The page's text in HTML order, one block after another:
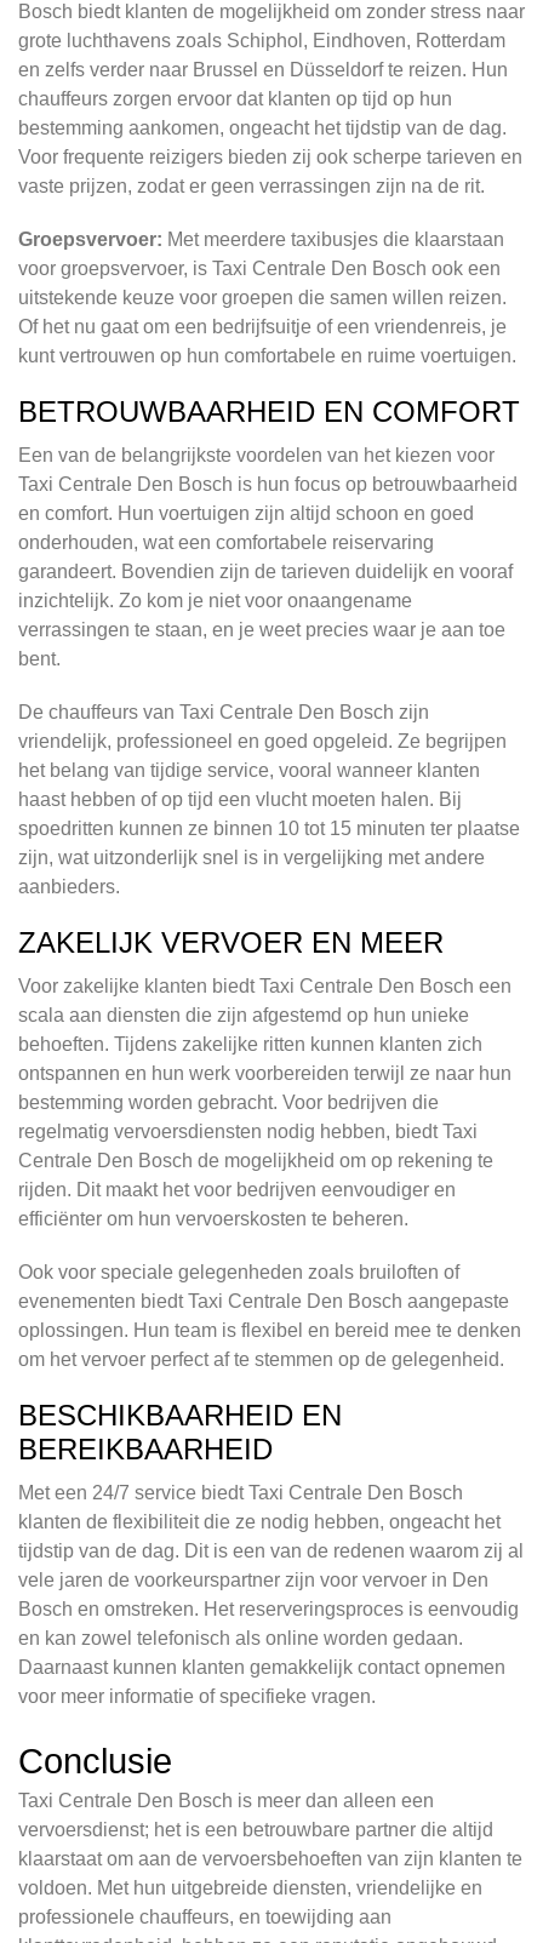
Bosch biedt klanten de mogelijkheid om zonder stress naar
grote luchthavens zoals Schiphol, Eindhoven, Rotterdam
en zelfs verder naar Brussel en Düsseldorf te reizen. Hun
chauffeurs zorgen ervoor dat klanten op tijd op hun
bestemming aankomen, ongeacht het tijdstip van de dag.
Voor frequente reizigers bieden zij ook scherpe tarieven en
vaste prijzen, zodat er geen verrassingen zijn na de rit.
Groepsvervoer: Met meerdere taxibusjes die klaarstaan
voor groepsvervoer, is Taxi Centrale Den Bosch ook een
uitstekende keuze voor groepen die samen willen reizen.
Of het nu gaat om een bedrijfsuitje of een vriendenreis, je
kunt vertrouwen op hun comfortabele en ruime voertuigen.
BETROUWBAARHEID EN COMFORT
Een van de belangrijkste voordelen van het kiezen voor
Taxi Centrale Den Bosch is hun focus op betrouwbaarheid
en comfort. Hun voertuigen zijn altijd schoon en goed
onderhouden, wat een comfortabele reiservaring
garandeert. Bovendien zijn de tarieven duidelijk en vooraf
inzichtelijk. Zo kom je niet voor onaangename
verrassingen te staan, en je weet precies waar je aan toe
bent.
De chauffeurs van Taxi Centrale Den Bosch zijn
vriendelijk, professioneel en goed opgeleid. Ze begrijpen
het belang van tijdige service, vooral wanneer klanten
haast hebben of op tijd een vlucht moeten halen. Bij
spoedritten kunnen ze binnen 10 tot 15 minuten ter plaatse
zijn, wat uitzonderlijk snel is in vergelijking met andere
aanbieders.
ZAKELIJK VERVOER EN MEER
Voor zakelijke klanten biedt Taxi Centrale Den Bosch een
scala aan diensten die zijn afgestemd op hun unieke
behoeften. Tijdens zakelijke ritten kunnen klanten zich
ontspannen en hun werk voorbereiden terwijl ze naar hun
bestemming worden gebracht. Voor bedrijven die
regelmatig vervoersdiensten nodig hebben, biedt Taxi
Centrale Den Bosch de mogelijkheid om op rekening te
rijden. Dit maakt het voor bedrijven eenvoudiger en
efficiënter om hun vervoerskosten te beheren.
Ook voor speciale gelegenheden zoals bruiloften of
evenementen biedt Taxi Centrale Den Bosch aangepaste
oplossingen. Hun team is flexibel en bereid mee te denken
om het vervoer perfect af te stemmen op de gelegenheid.
BESCHIKBAARHEID EN
BEREIKBAARHEID
Met een 24/7 service biedt Taxi Centrale Den Bosch
klanten de flexibiliteit die ze nodig hebben, ongeacht het
tijdstip van de dag. Dit is een van de redenen waarom zij al
vele jaren de voorkeurspartner zijn voor vervoer in Den
Bosch en omstreken. Het reserveringsproces is eenvoudig
en kan zowel telefonisch als online worden gedaan.
Daarnaast kunnen klanten gemakkelijk contact opnemen
voor meer informatie of specifieke vragen.
Conclusie
Taxi Centrale Den Bosch is meer dan alleen een
vervoersdienst; het is een betrouwbare partner die altijd
klaarstaat om aan de vervoersbehoeften van zijn klanten te
voldoen. Met hun uitgebreide diensten, vriendelijke en
professionele chauffeurs, en toewijding aan